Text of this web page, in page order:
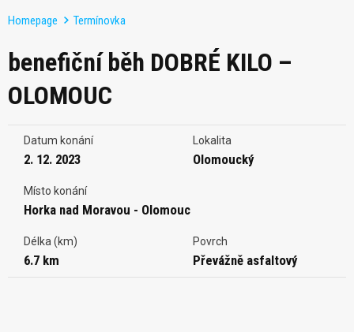
Homepage Termínovka
benefiční běh DOBRÉ KILO –
OLOMOUC
Datum konání
2. 12. 2023
Lokalita
Olomoucký
Místo konání
Horka nad Moravou - Olomouc
Délka (km)
6.7 km
Povrch
Převážně asfaltový